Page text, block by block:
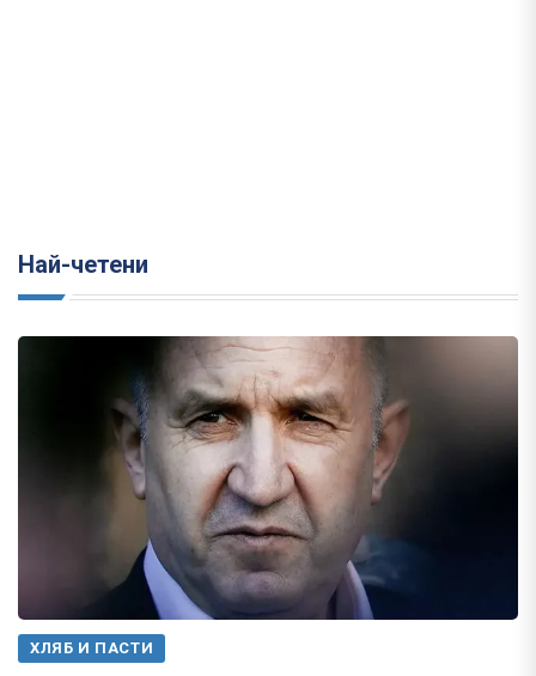
Най-четени
ХЛЯБ И ПАСТИ